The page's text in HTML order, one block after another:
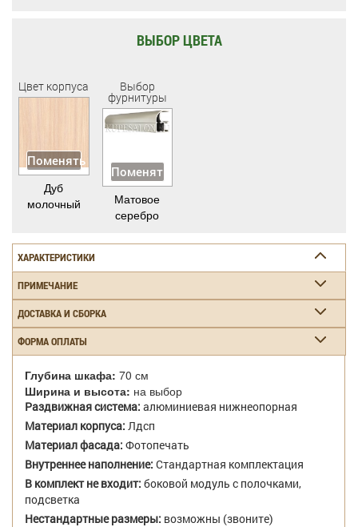
ВЫБОР ЦВЕТА
Цвет корпуса
Поменять
Дуб
молочный
Выбор
фурнитуры
Поменять
Матовое
серебро
ХАРАКТЕРИСТИКИ
ПРИМЕЧАНИЕ
ДОСТАВКА И СБОРКА
ФОРМА ОПЛАТЫ
Глубина шкафа: 70 см
Ширина и высота: на выбор
Раздвижная система: алюминиевая нижнеопорная
Материал корпуса: Лдсп
Материал фасада: Фотопечать
Внутреннее наполнение: Стандартная комплектация
В комплект не входит: боковой модуль с полочками,
подсветка
Нестандартные размеры: возможны (звоните)